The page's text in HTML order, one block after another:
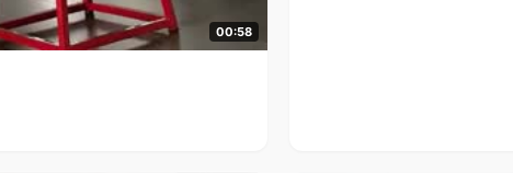
00:58